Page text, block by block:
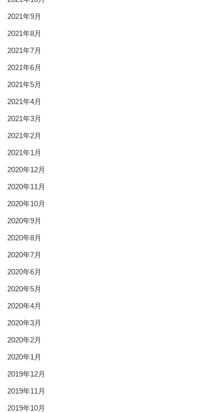
2021年9月
2021年8月
2021年7月
2021年6月
2021年5月
2021年4月
2021年3月
2021年2月
2021年1月
2020年12月
2020年11月
2020年10月
2020年9月
2020年8月
2020年7月
2020年6月
2020年5月
2020年4月
2020年3月
2020年2月
2020年1月
2019年12月
2019年11月
2019年10月